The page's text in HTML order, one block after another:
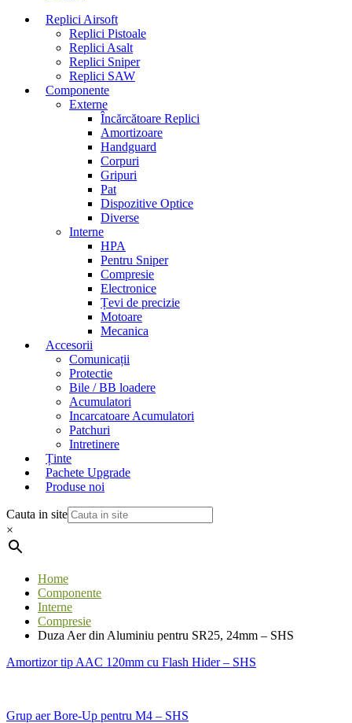
Replici Airsoft
Replici Pistoale
Replici Asalt
Replici Sniper
Replici SAW
Componente
Externe
Încărcătoare Replici
Amortizoare
Handguard
Corpuri
Gripuri
Pat
Dispozitive Optice
Diverse
Interne
HPA
Pentru Sniper
Compresie
Electronice
Țevi de precizie
Motoare
Mecanica
Accesorii
Comunicații
Protectie
Bile / BB loadere
Acumulatori
Incarcatoare Acumulatori
Patchuri
Intretinere
Ținte
Pachete Upgrade
Produse noi
Cauta in site
×
Home
Componente
Interne
Compresie
Duza Aer din Aluminiu pentru SR25, 24mm – SHS
Amortizor tip AAC 120mm cu Flash Hider – SHS
Grup aer Bore-Up pentru M4 – SHS